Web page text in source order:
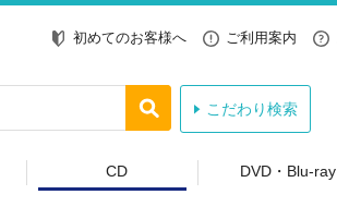
初めてのお客様へ ご利用案内
こだわり検索
CD DVD・Blu-ray